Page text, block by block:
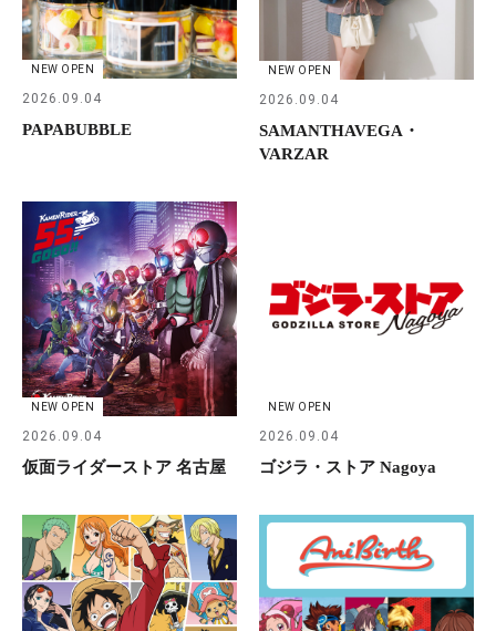
NEW OPEN
2026.09.04
PAPABUBBLE
NEW OPEN
2026.09.04
SAMANTHAVEGA・
VARZAR
NEW OPEN
2026.09.04
仮面ライダーストア 名古屋
NEW OPEN
2026.09.04
ゴジラ・ストア Nagoya